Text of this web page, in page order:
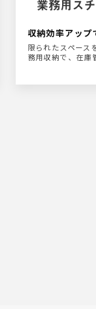
収納効率アップ
限られたスペース
務用収納で、在庫